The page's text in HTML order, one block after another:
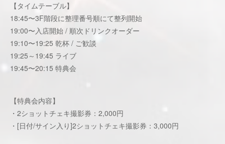
【タイムテーブル】
18:45〜3F階段に整理番号順にて整列開始
19:00〜入店開始 / 順次ドリンクオーダー
19:10〜19:25 乾杯 / ご歓談
19:25～19:45 ライブ
19:45〜20:15 特典会
【特典会内容】
・2ショットチェキ撮影券：2,000円
・[日付/サイン入り]2ショットチェキ撮影券：3,000円